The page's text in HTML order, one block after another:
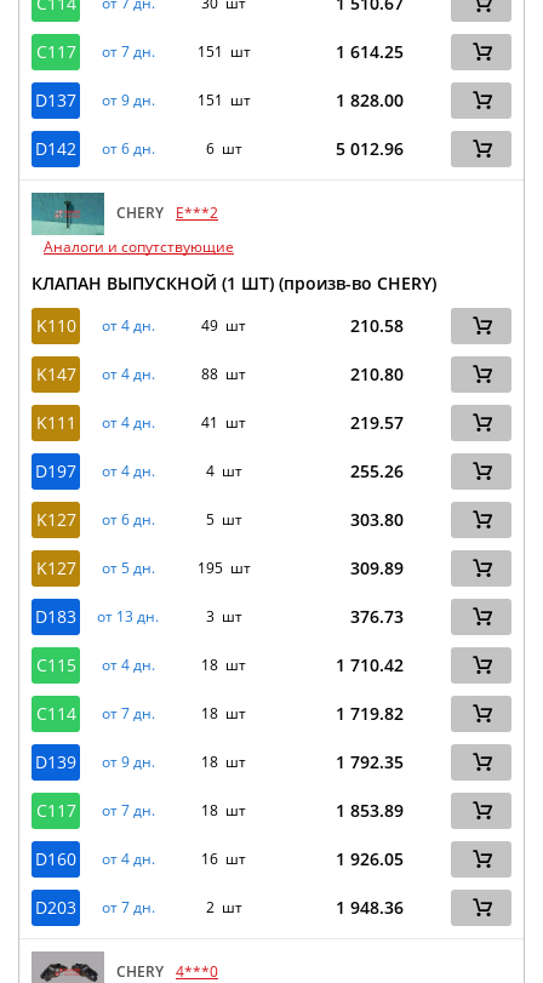
C117 от 7 дн. 151 шт 1 614.25
D137 от 9 дн. 151 шт 1 828.00
D142 от 6 дн. 6 шт 5 012.96
CHERY
E***2
Аналоги и сопутствующие
КЛАПАН ВЫПУСКНОЙ (1 ШТ) (произв-во CHERY)
K110
от 4 дн. 49 шт 210.58
K147 от 4 дн. 88 шт 210.80
K111 от 4 дн. 41 шт 219.57
D197 от 4 дн. 4 шт 255.26
K127 от 6 дн. 5 шт 303.80
K127 от 5 дн. 195 шт 309.89
D183 от 13 дн. 3 шт 376.73
C115 от 4 дн. 18 шт 1 710.42
C114 от 7 дн. 18 шт 1 719.82
D139 от 9 дн. 18 шт 1 792.35
C117 от 7 дн. 18 шт 1 853.89
D160 от 4 дн. 16 шт 1 926.05
D203 от 7 дн. 2 шт 1 948.36
CHERY 4***0